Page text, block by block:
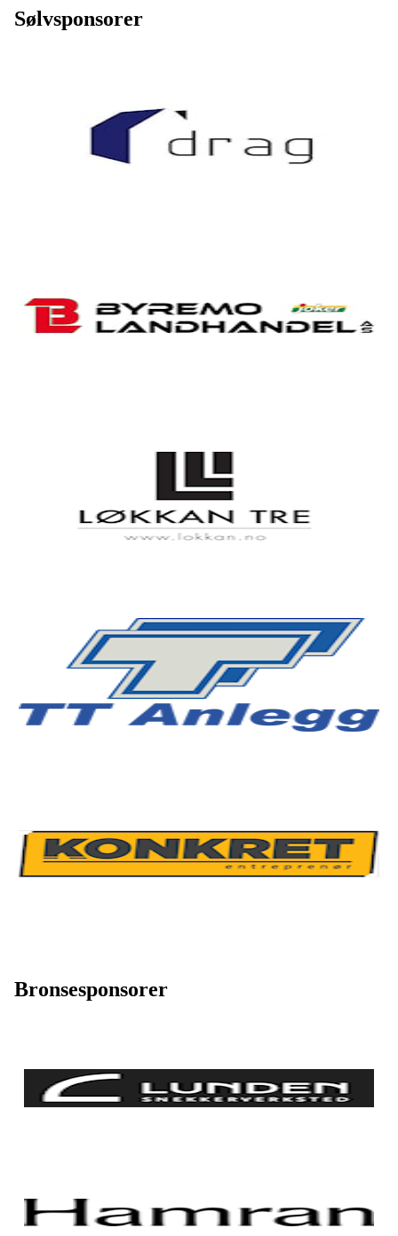
Sølvsponsorer
Bronsesponsorer